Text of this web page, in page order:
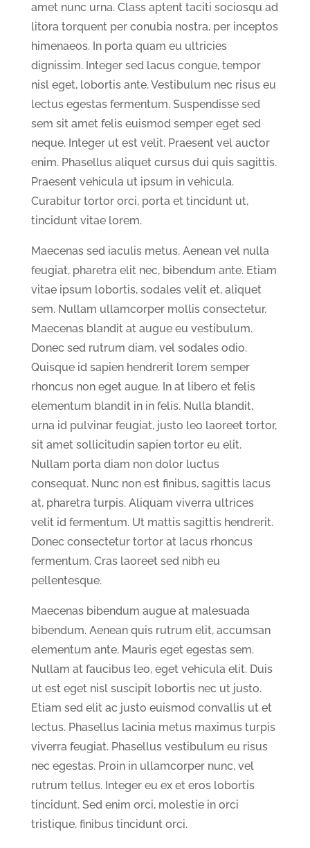
amet nunc urna. Class aptent taciti sociosqu ad
litora torquent per conubia nostra, per inceptos
himenaeos. In porta quam eu ultricies
dignissim. Integer sed lacus congue, tempor
nisl eget, lobortis ante. Vestibulum nec risus eu
lectus egestas fermentum. Suspendisse sed
sem sit amet felis euismod semper eget sed
neque. Integer ut est velit. Praesent vel auctor
enim. Phasellus aliquet cursus dui quis sagittis.
Praesent vehicula ut ipsum in vehicula.
Curabitur tortor orci, porta et tincidunt ut,
tincidunt vitae lorem.
Maecenas sed iaculis metus. Aenean vel nulla
feugiat, pharetra elit nec, bibendum ante. Etiam
vitae ipsum lobortis, sodales velit et, aliquet
sem. Nullam ullamcorper mollis consectetur.
Maecenas blandit at augue eu vestibulum.
Donec sed rutrum diam, vel sodales odio.
Quisque id sapien hendrerit lorem semper
rhoncus non eget augue. In at libero et felis
elementum blandit in in felis. Nulla blandit,
urna id pulvinar feugiat, justo leo laoreet tortor,
sit amet sollicitudin sapien tortor eu elit.
Nullam porta diam non dolor luctus
consequat. Nunc non est finibus, sagittis lacus
at, pharetra turpis. Aliquam viverra ultrices
velit id fermentum. Ut mattis sagittis hendrerit.
Donec consectetur tortor at lacus rhoncus
fermentum. Cras laoreet sed nibh eu
pellentesque.
Maecenas bibendum augue at malesuada
bibendum. Aenean quis rutrum elit, accumsan
elementum ante. Mauris eget egestas sem.
Nullam at faucibus leo, eget vehicula elit. Duis
ut est eget nisl suscipit lobortis nec ut justo.
Etiam sed elit ac justo euismod convallis ut et
lectus. Phasellus lacinia metus maximus turpis
viverra feugiat. Phasellus vestibulum eu risus
nec egestas. Proin in ullamcorper nunc, vel
rutrum tellus. Integer eu ex et eros lobortis
tincidunt. Sed enim orci, molestie in orci
tristique, finibus tincidunt orci.